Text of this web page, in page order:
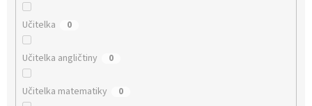
Učitelka 0
Učitelka angličtiny 0
Učitelka matematiky 0